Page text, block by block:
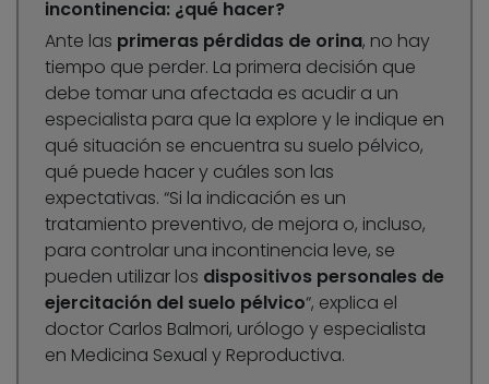
incontinencia: ¿qué hacer?
Ante las primeras pérdidas de orina, no hay
tiempo que perder. La primera decisión que
debe tomar una afectada es acudir a un
especialista para que la explore y le indique en
qué situación se encuentra su suelo pélvico,
qué puede hacer y cuáles son las
expectativas. “Si la indicación es un
tratamiento preventivo, de mejora o, incluso,
para controlar una incontinencia leve, se
pueden utilizar los dispositivos personales de
ejercitación del suelo pélvico“, explica el
doctor Carlos Balmori, urólogo y especialista
en Medicina Sexual y Reproductiva.